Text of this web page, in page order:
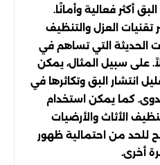
أكثر فعالية وأمانًا.
تقنيات العزل والتنظيف
الحديثة التي تساهم في
على سبيل المثال، يمكن
انتشار البق وتكاثرها في
كما يمكن استخدام
الأثاث والأرضيات
من احتمالية ظهور
أخرى.